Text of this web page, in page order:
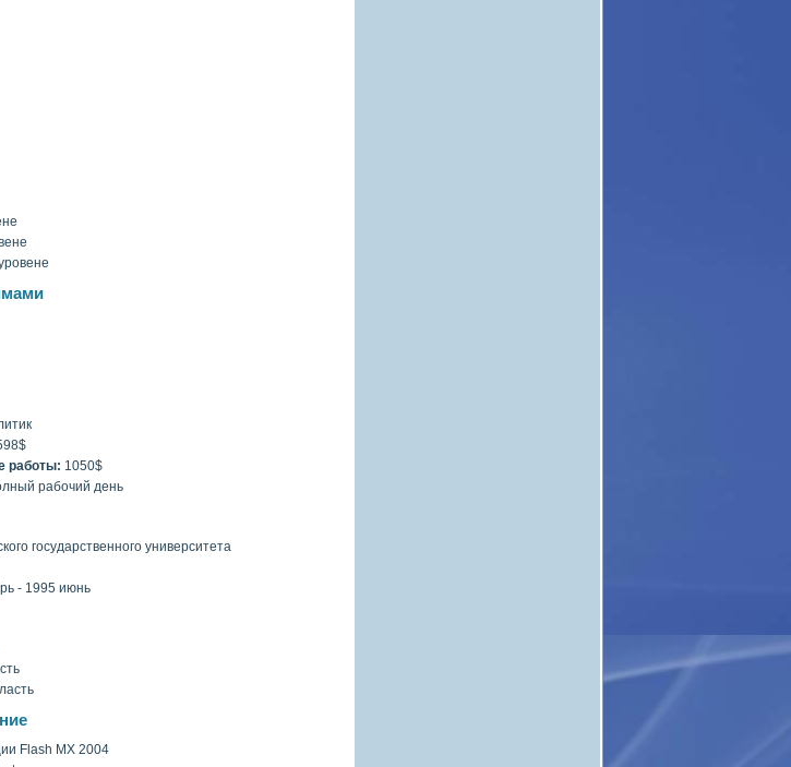
работы: 1050$
рабочий день
гοсударственногο университета
- 1995 июнь
Flash MX 2004